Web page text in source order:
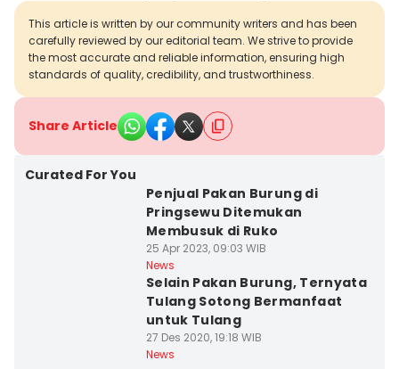
This article is written by our community writers and has been
carefully reviewed by our editorial team. We strive to provide
the most accurate and reliable information, ensuring high
standards of quality, credibility, and trustworthiness.
Share Article
Curated For You
Penjual Pakan Burung di
Pringsewu Ditemukan
Membusuk di Ruko
25 Apr 2023, 09:03 WIB
News
Selain Pakan Burung, Ternyata
Tulang Sotong Bermanfaat
untuk Tulang
27 Des 2020, 19:18 WIB
News